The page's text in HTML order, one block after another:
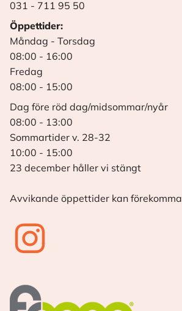
031 - 711 95 50
Öppettider:
Måndag - Torsdag
08:00 - 16:00
Fredag
08:00 - 15:00
Dag före röd dag/midsommar/nyår
08:00 - 13:00
Sommartider v. 28-32
10:00 - 15:00
23 december håller vi stängt
Avvikande öppettider kan förekomma